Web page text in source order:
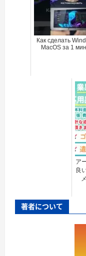
Как сделать
MacOS за 1
ア
良
著者について